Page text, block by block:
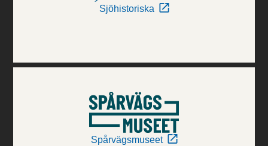
Sjöhistoriska
Spårvägsmuseet